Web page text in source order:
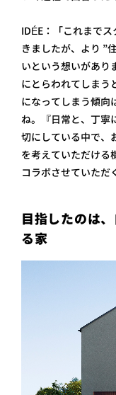
IDÉE：「これまで
きましたが、より ”
いという想いがあり
にとらわれてしまう
になってしまう傾向
ね。『日常と、丁寧
切にしている中で、
を考えていただける
コラボさせていただ
目指したのは
る家